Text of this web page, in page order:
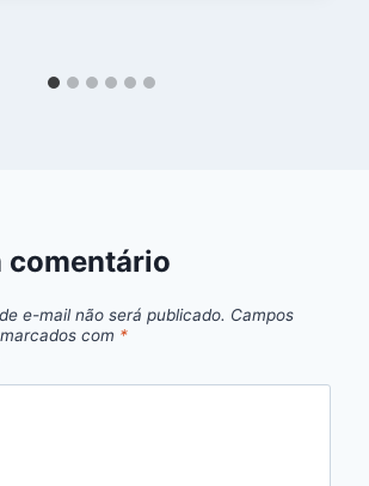
comentário
e-mail não será publicado. Campos
com *